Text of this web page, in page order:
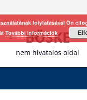
BÖSKE
nem hivatalos oldal
folytatásával Ön
További információk